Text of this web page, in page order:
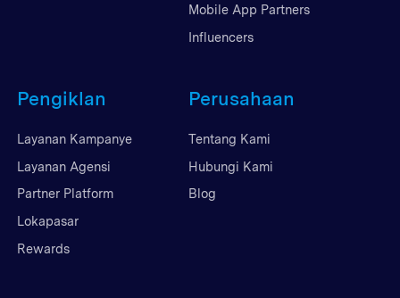
Mobile App Partners
Influencers
Pengiklan
Layanan Kampanye
Layanan Agensi
Partner Platform
Lokapasar
Rewards
Perusahaan
Tentang Kami
Hubungi Kami
Blog